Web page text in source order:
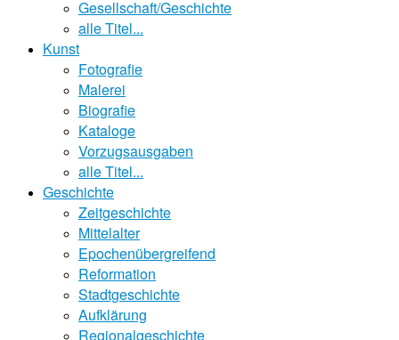
Gesellschaft/Geschichte
alle Titel...
Kunst
Fotografie
Malerei
Biografie
Kataloge
Vorzugsausgaben
alle Titel...
Geschichte
Zeitgeschichte
Mittelalter
Epochenübergreifend
Reformation
Stadtgeschichte
Aufklärung
Regionalgeschichte